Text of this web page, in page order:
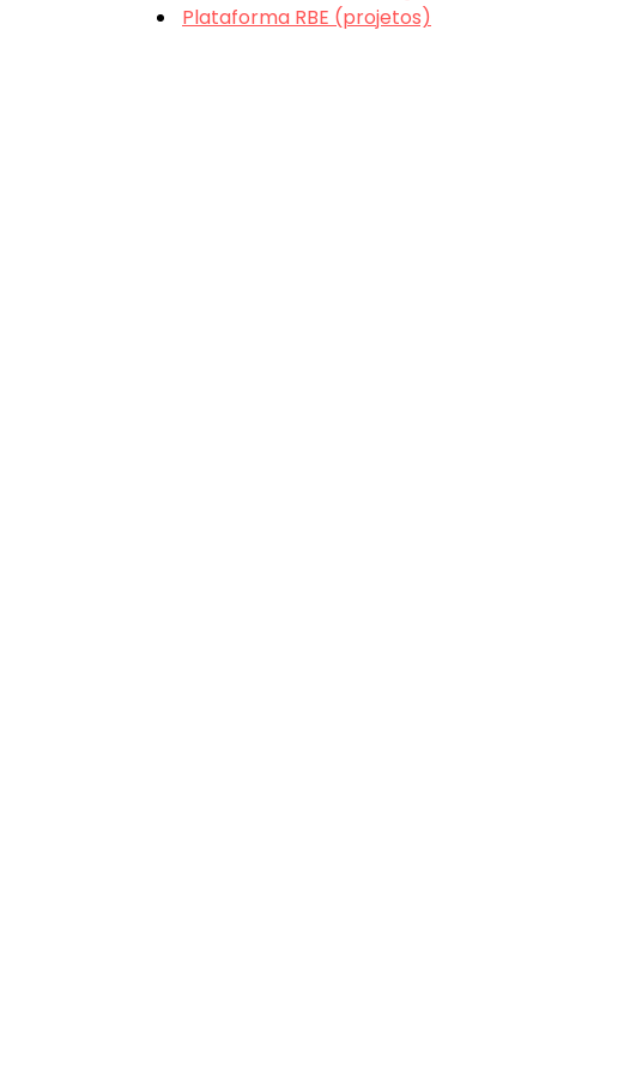
Plataforma RBE (projetos)